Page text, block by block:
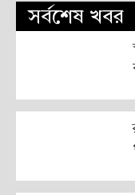
সর্বশেষ খবর